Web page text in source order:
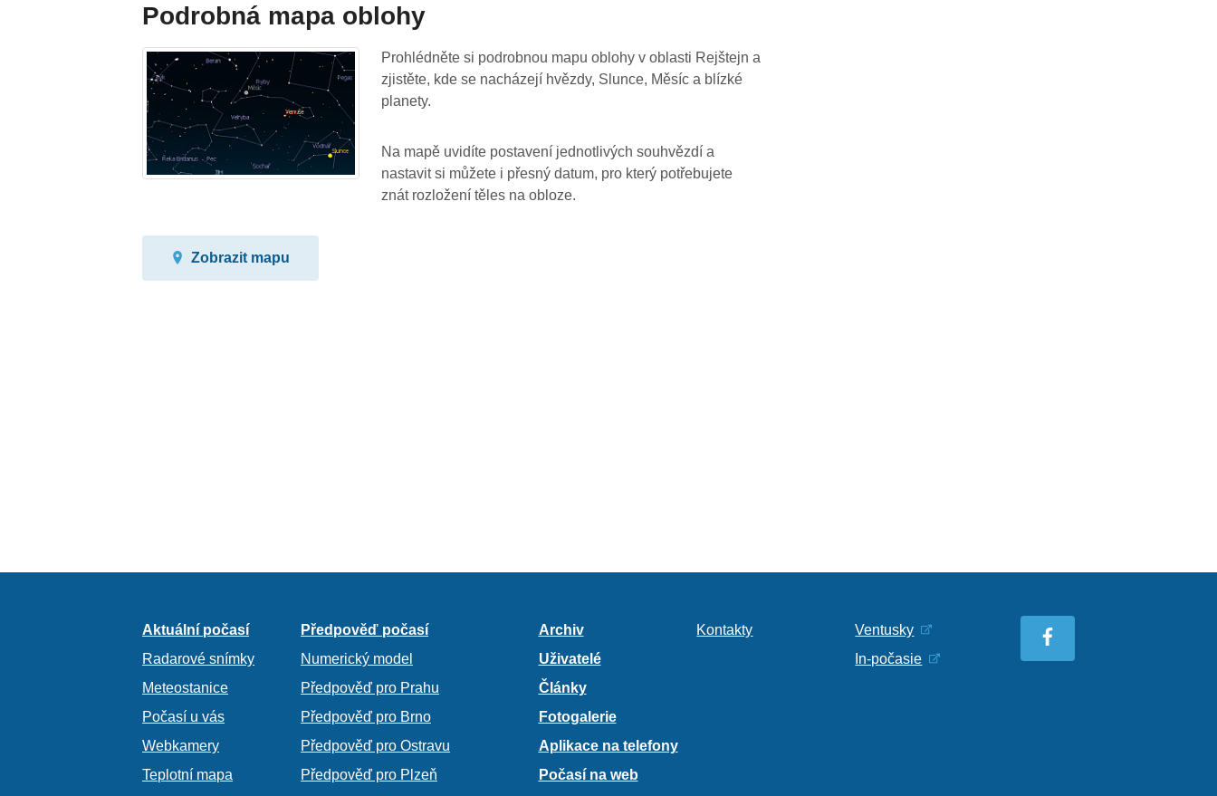
Podrobná mapa oblohy
Prohlédněte si podrobnou mapu oblohy v oblasti Rejštejn a
zjistěte, kde se nacházejí hvězdy, Slunce, Měsíc a blízké
planety.
Na mapě uvidíte postavení jednotlivých souhvězdí a
nastavit si můžete i přesný datum, pro který potřebujete
znát rozložení těles na obloze.
Zobrazit mapu
Aktuální počasí
Radarové snímky
Meteostanice
Počasí u vás
Webkamery
Teplotní mapa
Předpověď počasí
Numerický model
Předpověď pro Prahu
Předpověď pro Brno
Předpověď pro Ostravu
Předpověď pro Plzeň
Archiv
Uživatelé
Články
Fotogalerie
Aplikace na telefony
Počasí na web
Kontakty
Ventusky
In-počasie